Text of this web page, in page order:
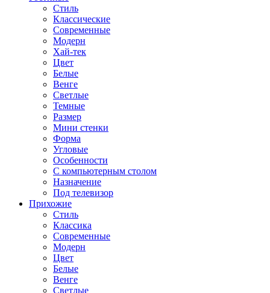
Стиль
Классические
Современные
Модерн
Хай-тек
Цвет
Белые
Венге
Светлые
Темные
Размер
Мини стенки
Форма
Угловые
Особенности
С компьютерным столом
Назначение
Под телевизор
Прихожие
Стиль
Классика
Современные
Модерн
Цвет
Белые
Венге
Светлые